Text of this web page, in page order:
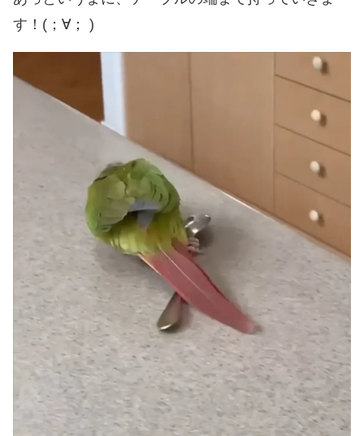
す！(；∀； )